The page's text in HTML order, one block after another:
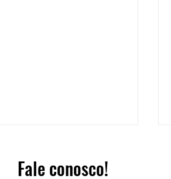
Fale conosco!